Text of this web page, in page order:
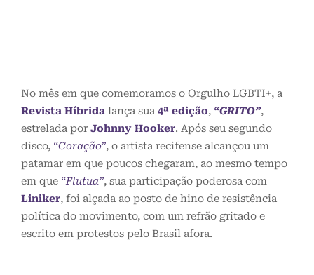
No mês em que comemoramos o Orgulho LGBTI+, a
Revista Híbrida lança sua 4ª edição, “GRITO”,
estrelada por Johnny Hooker. Após seu segundo
disco, “Coração”, o artista recifense alcançou um
patamar em que poucos chegaram, ao mesmo tempo
em que “Flutua”, sua participação poderosa com
Liniker, foi alçada ao posto de hino de resistência
política do movimento, com um refrão gritado e
escrito em protestos pelo Brasil afora.